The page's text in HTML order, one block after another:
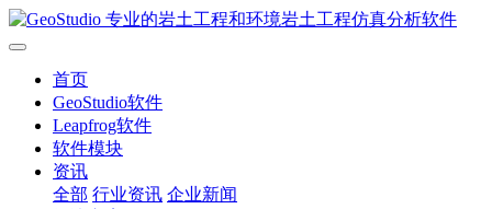
首页
GeoStudio软件
Leapfrog软件
软件模块
资讯
全部 行业资讯 企业新闻